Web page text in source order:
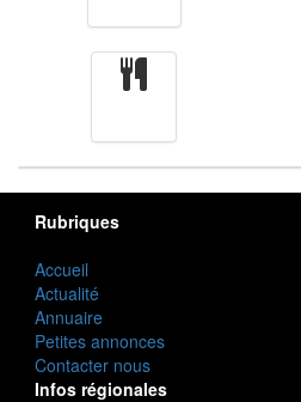
Rubriques
Accueil
Actualité
Annuaire
Petites annonces
Contacter nous
Infos régionales